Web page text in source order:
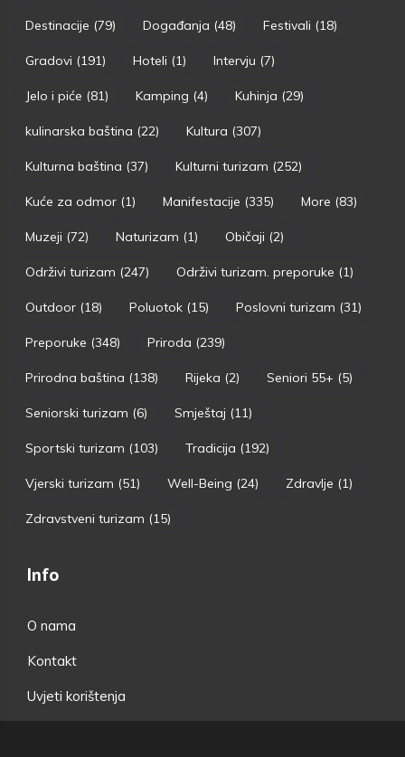
Destinacije (79) Događanja (48) Festivali (18)
Gradovi (191) Hoteli (1) Intervju (7)
Jelo i piće (81) Kamping (4) Kuhinja (29)
kulinarska baština (22) Kultura (307)
Kulturna baština (37) Kulturni turizam (252)
Kuće za odmor (1) Manifestacije (335) More (83)
Muzeji (72) Naturizam (1) Običaji (2)
Održivi turizam (247) Održivi turizam. preporuke (1)
Outdoor (18) Poluotok (15) Poslovni turizam (31)
Preporuke (348) Priroda (239)
Prirodna baština (138) Rijeka (2) Seniori 55+ (5)
Seniorski turizam (6) Smještaj (11)
Sportski turizam (103) Tradicija (192)
Vjerski turizam (51) Well-Being (24) Zdravlje (1)
Zdravstveni turizam (15)
Info
O nama
Kontakt
Uvjeti korištenja